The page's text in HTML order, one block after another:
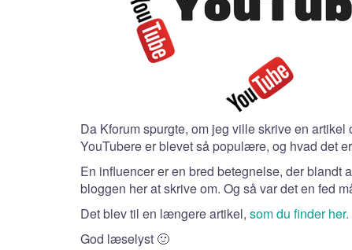
Da Kforum spurgte, om jeg ville skrive en
YouTubere er blevet så populære, og hvad det
En influencer er en bred betegnelse, der blandt
bloggen her at skrive om. Og så var det en fed
Det blev til en længere artikel, som du finder her.
God læselyst 🙂